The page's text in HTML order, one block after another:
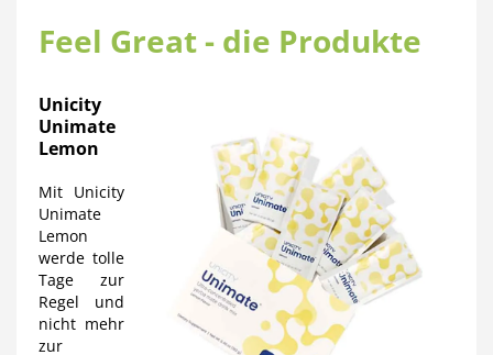
Feel Great - die Produkte
Unicity
Unimate
Lemon
Mit Unicity
Unimate
Lemon
werde tolle
Tage zur
Regel und
nicht mehr
zur